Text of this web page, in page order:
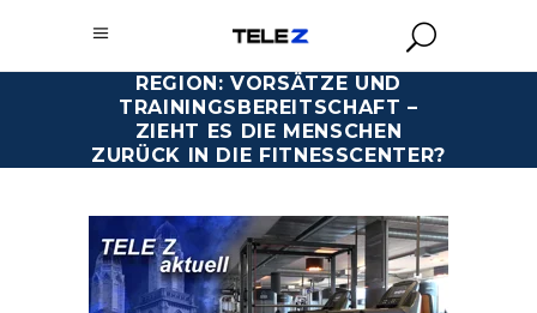
REGION: VORSÄTZE UND
TRAININGSBEREITSCHAFT –
ZIEHT ES DIE MENSCHEN
ZURÜCK IN DIE FITNESSCENTER?